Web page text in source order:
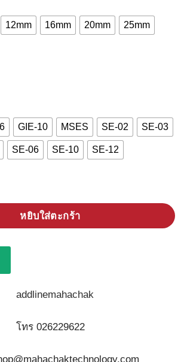
12mm 16mm 20mm 25mm
GIE-10 MSES SE-02 SE-03
SE-06 SE-10 SE-12
น UNION ชิ้น
หยิบใส่ตะกร้า
โทร 026229622